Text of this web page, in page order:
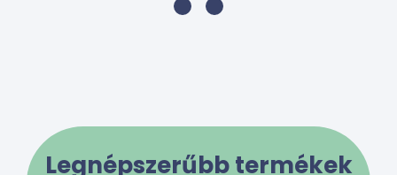
Legnépszerűbb termékek